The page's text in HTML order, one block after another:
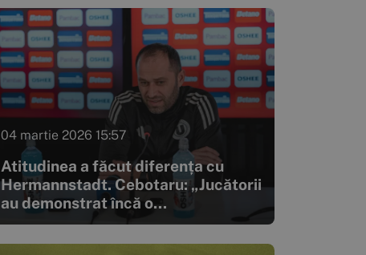
04 martie 2026 15:57
Atitudinea a făcut diferența cu
Hermannstadt. Cebotaru: „Jucătorii
au demonstrat încă o...